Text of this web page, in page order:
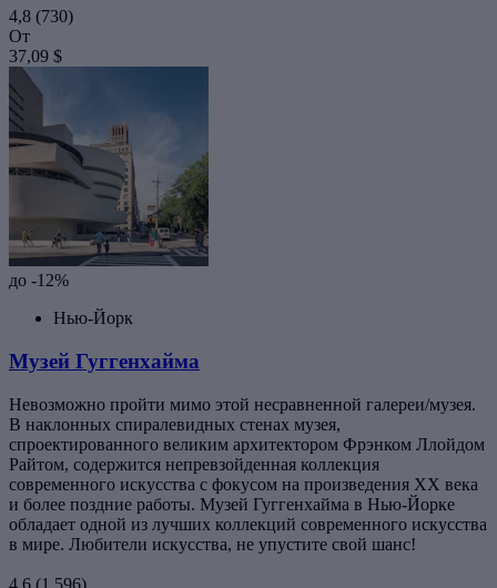
4,8 (730)
От
37,09 $
до -12%
Нью-Йорк
Музей Гуггенхайма
Невозможно пройти мимо этой несравненной галереи/музея.
В наклонных спиралевидных стенах музея,
спроектированного великим архитектором Фрэнком Ллойдом
Райтом, содержится непревзойденная коллекция
современного искусства с фокусом на произведения XX века
и более поздние работы. Музей Гуггенхайма в Нью-Йорке
обладает одной из лучших коллекций современного искусства
в мире. Любители искусства, не упустите свой шанс!
4,6 (1 596)